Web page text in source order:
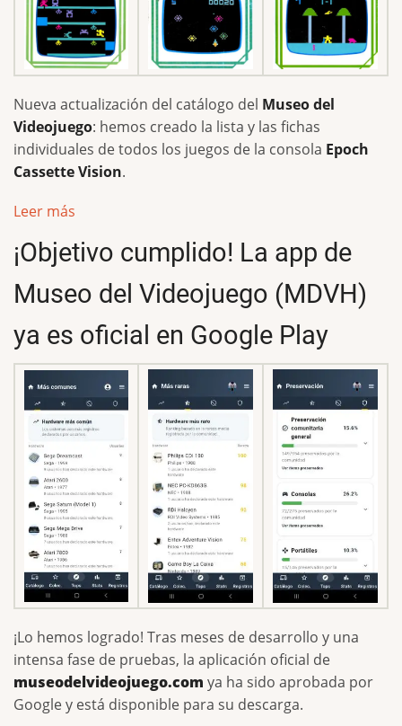
Nueva actualización del catálogo del Museo del
Videojuego: hemos creado la lista y las fichas
individuales de todos los juegos de la consola Epoch
Cassette Vision.
Leer más
¡Objetivo cumplido! La app de
Museo del Videojuego (MDVH)
ya es oficial en Google Play
¡Lo hemos logrado! Tras meses de desarrollo y una
intensa fase de pruebas, la aplicación oficial de
museodelvideojuego.com ya ha sido aprobada por
Google y está disponible para su descarga.